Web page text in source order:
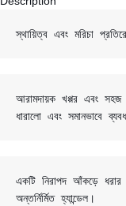
স্থায়িত্ব এবং মরিচা
আরামদায়ক খপ্পর এবং
ধারালো এবং সমানভাবে
একটি নিরাপদ আঁকড়ে
অন্তর্নির্মিত হ্যান্ডেল।